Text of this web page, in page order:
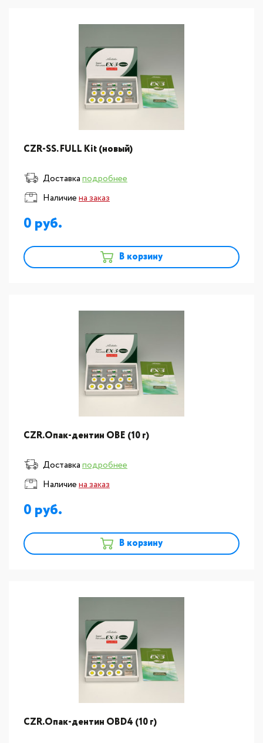
CZR-SS. FULL Kit (новый)
Доставкаподробнее
Наличиена заказ
0
В корзину
CZR.Опак-дентин ОВE (10 г)
Доставкаподробнее
Наличиена заказ
0
В корзину
CZR.Опак-дентин ОВD4 (10 г)